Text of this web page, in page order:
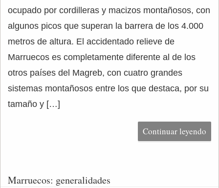
ocupado por cordilleras y macizos montañosos, con
algunos picos que superan la barrera de los 4.000
metros de altura. El accidentado relieve de
Marruecos es completamente diferente al de los
otros países del Magreb, con cuatro grandes
sistemas montañosos entre los que destaca, por su
tamaño y […]
Continuar leyendo
Marruecos: generalidades